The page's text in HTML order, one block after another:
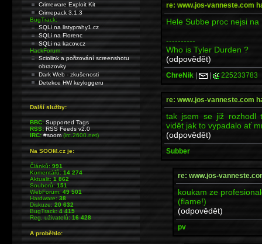
re: www.jos-vanneste.com
Hele Subbe proc nejsi na
----------
Who is Tyler Durden ?
(odpovědět)
ChreNik | | 225233783
re: www.jos-vanneste.com
tak jsem se již rozhodl
vidět jak to vypadalo ať
(odpovědět)
Subber
re: www.jos-
koukam ze
(flame!)
(odpovědět)
pv
Crimeware Exploit Kit
Crimepack 3.1.3
BugTrack:
SQLi na listyprahy1.cz
SQLi na Florenc
SQLi na kacov.cz
HackForum:
Sciolink a pořizování screenshotu
obrazovky
Dark Web - zkušenosti
Detekce HW keyloggeru
Další služby:
BBC: Supported Tags
RSS: RSS Feeds v2.0
IRC: #soom(irc.2600.net)
Na SOOM.cz je:
Článků:991
Komentářů:14 274
Aktualit:1 862
Souborů:151
WebForum:49 501
Hardware:38
Diskuze:20 632
BugTrack:4 415
Reg. uživatelů:16 428
A proběhlo: